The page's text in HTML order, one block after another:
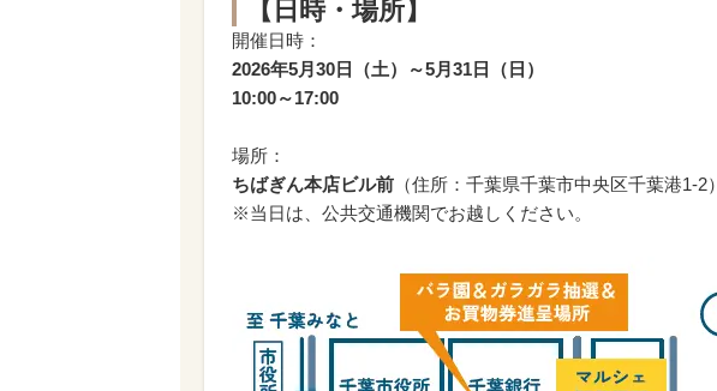
【日時・場所】
開催日時：
2026年5月30日（土）～5月31日（日）
10:00～17:00
場所：
ちばぎん本店ビル前 （住所：千葉県千葉市中央区千葉港1-2）
※当日は、公共交通機関でお越しください。